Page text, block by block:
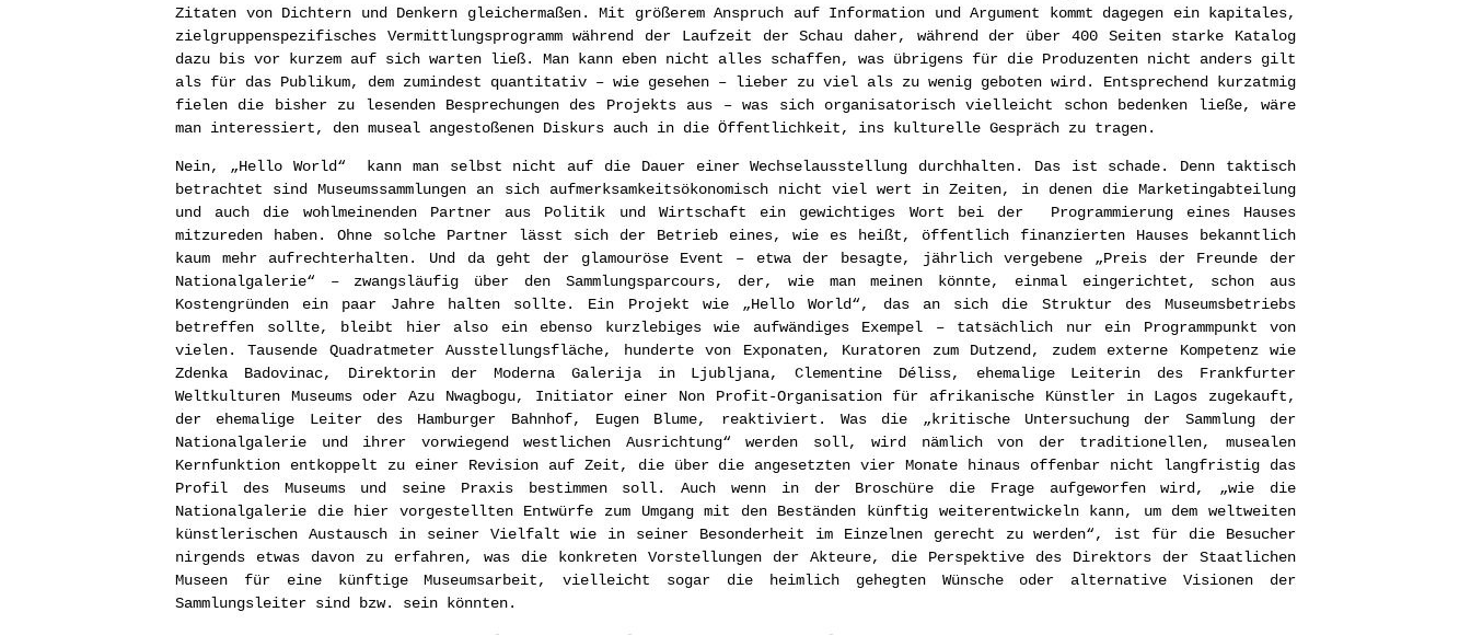
Zitaten von Dichtern und Denkern gleichermaßen. Mit größerem Anspruch auf Information und Argument kommt dagegen ein kapitales,
zielgruppenspezifisches Vermittlungsprogramm während der Laufzeit der Schau daher, während der über 400 Seiten starke Katalog
dazu bis vor kurzem auf sich warten ließ. Man kann eben nicht alles schaffen, was übrigens für die Produzenten nicht anders gilt
als für das Publikum, dem zumindest quantitativ – wie gesehen – lieber zu viel als zu wenig geboten wird. Entsprechend kurzatmig
fielen die bisher zu lesenden Besprechungen des Projekts aus – was sich organisatorisch vielleicht schon bedenken ließe, wäre
man interessiert, den museal angestoßenen Diskurs auch in die Öffentlichkeit, ins kulturelle Gespräch zu tragen.
Nein, „Hello World“ kann man selbst nicht auf die Dauer einer Wechselausstellung durchhalten. Das ist schade. Denn taktisch
betrachtet sind Museumssammlungen an sich aufmerksamkeitsökonomisch nicht viel wert in Zeiten, in denen die Marketingabteilung
und auch die wohlmeinenden Partner aus Politik und Wirtschaft ein gewichtiges Wort bei der Programmierung eines Hauses
mitzureden haben. Ohne solche Partner lässt sich der Betrieb eines, wie es heißt, öffentlich finanzierten Hauses bekanntlich
kaum mehr aufrechterhalten. Und da geht der glamouröse Event – etwa der besagte, jährlich vergebene „Preis der Freunde der
Nationalgalerie“ – zwangsläufig über den Sammlungsparcours, der, wie man meinen könnte, einmal eingerichtet, schon aus
Kostengründen ein paar Jahre halten sollte. Ein Projekt wie „Hello World“, das an sich die Struktur des Museumsbetriebs
betreffen sollte, bleibt hier also ein ebenso kurzlebiges wie aufwändiges Exempel – tatsächlich nur ein Programmpunkt von
vielen. Tausende Quadratmeter Ausstellungsfläche, hunderte von Exponaten, Kuratoren zum Dutzend, zudem externe Kompetenz wie
Zdenka Badovinac, Direktorin der Moderna Galerija in Ljubljana, Clementine Déliss, ehemalige Leiterin des Frankfurter
Weltkulturen Museums oder Azu Nwagbogu, Initiator einer Non Profit-Organisation für afrikanische Künstler in Lagos zugekauft,
der ehemalige Leiter des Hamburger Bahnhof, Eugen Blume, reaktiviert. Was die „kritische Untersuchung der Sammlung der
Nationalgalerie und ihrer vorwiegend westlichen Ausrichtung“ werden soll, wird nämlich von der traditionellen, musealen
Kernfunktion entkoppelt zu einer Revision auf Zeit, die über die angesetzten vier Monate hinaus offenbar nicht langfristig das
Profil des Museums und seine Praxis bestimmen soll. Auch wenn in der Broschüre die Frage aufgeworfen wird, „wie die
Nationalgalerie die hier vorgestellten Entwürfe zum Umgang mit den Beständen künftig weiterentwickeln kann, um dem weltweiten
künstlerischen Austausch in seiner Vielfalt wie in seiner Besonderheit im Einzelnen gerecht zu werden“, ist für die Besucher
nirgends etwas davon zu erfahren, was die konkreten Vorstellungen der Akteure, die Perspektive des Direktors der Staatlichen
Museen für eine künftige Museumsarbeit, vielleicht sogar die heimlich gehegten Wünsche oder alternative Visionen der
Sammlungsleiter sind bzw. sein könnten.